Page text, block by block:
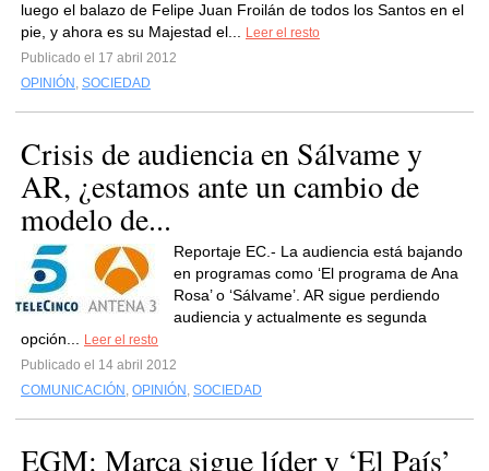
luego el balazo de Felipe Juan Froilán de todos los Santos en el
pie, y ahora es su Majestad el...
Leer el resto
Publicado el 17 abril 2012
OPINIÓN , SOCIEDAD
Crisis de audiencia en Sálvame y
AR, ¿estamos ante un cambio de
modelo de...
Reportaje EC.- La audiencia está bajando
en programas como ‘El programa de Ana
Rosa’ o ‘Sálvame’. AR sigue perdiendo
audiencia y actualmente es segunda
opción...
Leer el resto
Publicado el 14 abril 2012
COMUNICACIÓN , OPINIÓN , SOCIEDAD
EGM: Marca sigue líder y ‘El País’